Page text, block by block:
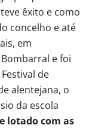
êxito e como
concelho e até
em
e foi
de
alentejana, o
da escola
lotado com as